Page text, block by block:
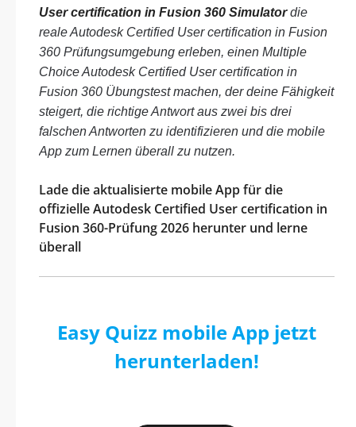
User certification in Fusion 360 Simulatordie
reale Autodesk Certified User certification in Fusion
360 Prüfungsumgebung erleben, einen Multiple
Choice Autodesk Certified User certification in
Fusion 360 Übungstest machen, der deine Fähigkeit
steigert, die richtige Antwort aus zwei bis drei
falschen Antworten zu identifizieren und die mobile
App zum Lernen überall zu nutzen.
Lade die aktualisierte mobile App für die
offizielle Autodesk Certified User certification in
Fusion 360-Prüfung 2026 herunter und lerne
überall
Easy Quizz mobile App jetzt
herunterladen!